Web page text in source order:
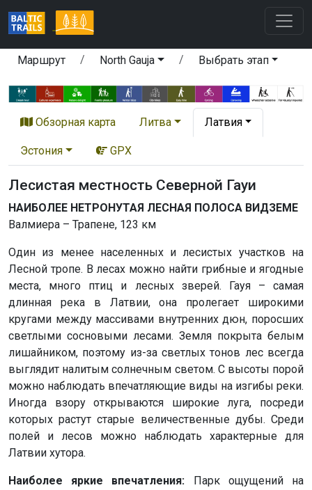
Маршрут North Gauja Выбрать этап
Обзорная карта Литва Латвия
Эстония GPX
Лесистая местность Северной Гауи
НАИБОЛЕЕ НЕТРОНУТАЯ ЛЕСНАЯ ПОЛОСА ВИДЗЕМЕ
Валмиера – Трапене, 123 км
Один из менее населенных и лесистых участков на
Лесной тропе. В лесах можно найти грибные и ягодные
места, много птиц и лесных зверей. Гауя – самая
длинная река в Латвии, она пролегает широкими
кругами между массивами внутренних дюн, поросших
светлыми сосновыми лесами. Земля покрыта белым
лишайником, поэтому из-за светлых тонов лес всегда
выглядит налитым солнечным светом. С высоты порой
можно наблюдать впечатляющие виды на изгибы реки.
Иногда взору открываются широкие луга, посреди
которых растут старые величественные дубы. Среди
полей и лесов можно наблюдать характерные для
Латвии хутора.
Наиболее яркие впечатления: Парк ощущений на